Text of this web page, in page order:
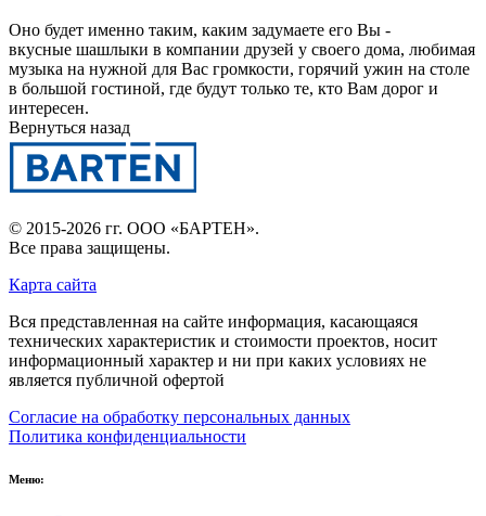
Оно будет именно таким, каким задумаете его Вы -
вкусные шашлыки в компании друзей у своего дома, любимая
музыка на нужной для Вас громкости, горячий ужин на столе
в большой гостиной, где будут только те, кто Вам дорог и
интересен.
Вернуться назад
© 2015-2026 гг. ООО «БАРТЕН».
Все права защищены.
Карта сайта
Вся представленная на сайте информация, касающаяся
технических характеристик и стоимости проектов, носит
информационный характер и ни при каких условиях не
является публичной офертой
Согласие на обработку персональных данных
Политика конфиденциальности
Меню: